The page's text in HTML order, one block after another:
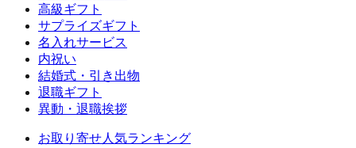
高級ギフト
サプライズギフト
名入れサービス
内祝い
結婚式・引き出物
退職ギフト
異動・退職挨拶
お取り寄せ人気ランキング